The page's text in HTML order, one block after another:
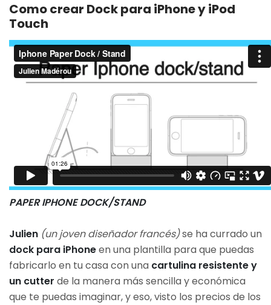
Como crear Dock para iPhone y iPod
Touch
PAPER IPHONE DOCK/STAND
Julien (un joven diseñador francés)se ha currado un
dock para iPhoneen una plantilla para que puedas
fabricarlo en tu casa con una cartulina resistente y
un cutter de la manera más sencilla y económica
que te puedas imaginar, y eso, visto los precios de los